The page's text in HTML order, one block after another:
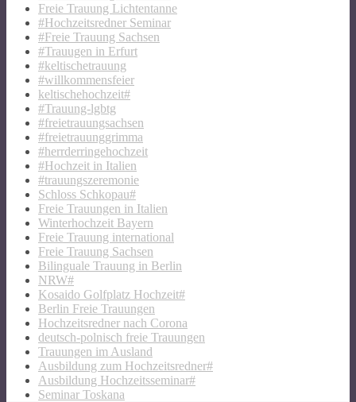
Freie Trauung Lichtentanne
#Hochzeitsredner Seminar
#Freie Trauung Sachsen
#Trauugen in Erfurt
#keltischetrauung
#willkommensfeier
keltischehochzeit#
#Trauung-lgbtg
#freietrauungsachsen
#freietrauunggrimma
#herrderringehochzeit
#Hochzeit in Italien
#trauungszeremonie
Schloss Schkopau#
Freie Trauungen in Italien
Winterhochzeit Bayern
Freie Trauung international
Freie Trauung Sachsen
Bilinguale Trauung in Berlin
NRW#
Kosaido Golfplatz Hochzeit#
Berlin Freie Trauungen
Hochzeitsredner nach Corona
deutsch-polnisch freie Trauungen
Trauungen im Ausland
Ausbildung zum Hochzeitsredner#
Ausbildung Hochzeitsseminar#
Seminar Toskana